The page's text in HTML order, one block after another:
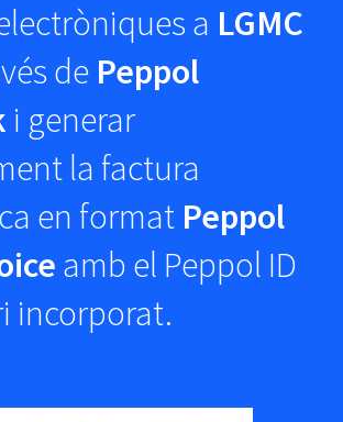
a LGMC
de Peppol
i generar
la factura
en format Peppol
amb el Peppol ID
incorporat.